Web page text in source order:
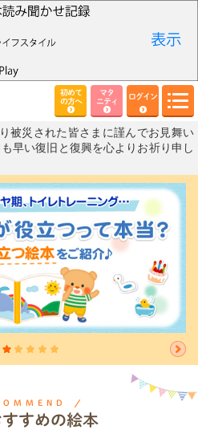
初めて
の方へ
マタ
ニティ
ログイン
被災された皆さまに謹んでお見舞い
早い復旧と復興を心よりお祈り申し
すすめの絵本